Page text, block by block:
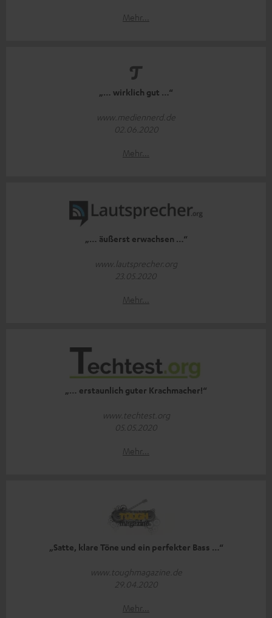
Mehr...
„… wirklich gut …“
www.mediennerd.de
02.06.2020
Mehr...
„… äußerst erwachsen …“
www.lautsprecher.org
23.05.2020
Mehr...
„… erstaunlich guter Krachmacher!“
www.techtest.org
05.05.2020
Mehr...
„Satte, klare Töne und ein perfekter Bass …“
www.toughmagazine.de
29.04.2020
Mehr...